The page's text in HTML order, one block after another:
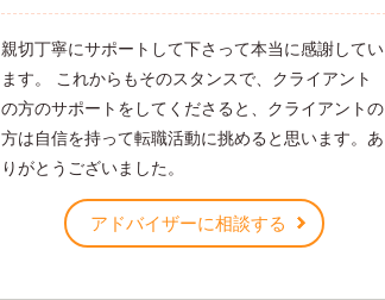
親切丁寧にサポートして下さって本当に感謝してい
ます。 これからもそのスタンスで、クライアント
の方のサポートをしてくださると、クライアントの
方は自信を持って転職活動に挑めると思います。あ
りがとうございました。
アドバイザーに相談する